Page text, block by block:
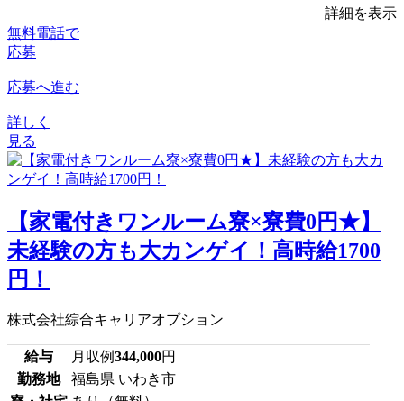
詳細を表示
無料電話で
応募
応募へ進む
詳しく
見る
【家電付きワンルーム寮×寮費0円★】
未経験の方も大カンゲイ！高時給1700
円！
株式会社綜合キャリアオプション
給与 月収例344,000円
勤務地
福島県 いわき市